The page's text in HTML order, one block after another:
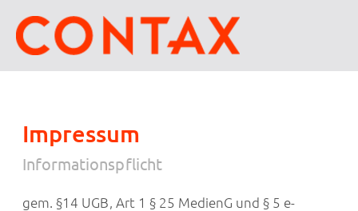
Impressum
Informationspflicht
gem. §14 UGB, Art 1 § 25 MedienG und § 5 e-